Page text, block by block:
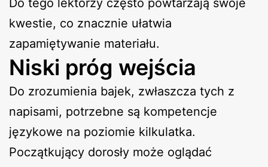
kwestie, co znacznie ułatwia
zapamiętywanie materiału.
Niski próg wejścia
Do zrozumienia bajek, zwłaszcza tych z
napisami, potrzebne są kompetencje
językowe na poziomie kilkulatka.
Początkujący dorosły może oglądać